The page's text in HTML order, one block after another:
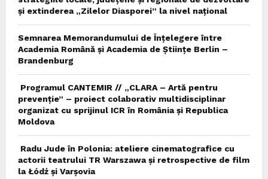
și extinderea „Zilelor Diasporei” la nivel național
Semnarea Memorandumului de Înțelegere între
Academia Română și Academia de Științe Berlin –
Brandenburg
Programul CANTEMIR // „CLARA – Artă pentru
prevenție” – proiect colaborativ multidisciplinar
organizat cu sprijinul ICR în România și Republica
Moldova
Radu Jude în Polonia: ateliere cinematografice cu
actorii teatrului TR Warszawa și retrospective de film
la Łódź și Varșovia